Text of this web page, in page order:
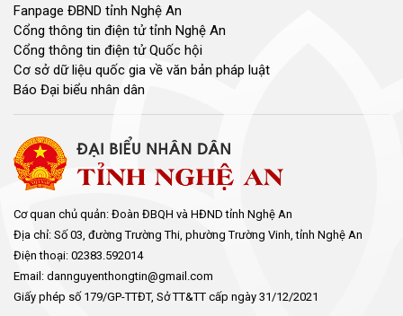
Fanpage ĐBND tỉnh Nghệ An
Cổng thông tin điện tử tỉnh Nghệ An
Cổng thông tin điện tử Quốc hội
Cơ sở dữ liệu quốc gia về văn bản pháp luật
Báo Đại biểu nhân dân
Cơ quan chủ quản: Đoàn ĐBQH và HĐND tỉnh Nghệ An
Địa chỉ: Số 03, đường Trường Thi, phường Trường Vinh, tỉnh Nghệ An
Điện thoại: 02383.592014
Email: dannguyenthongtin@gmail.com
Giấy phép số 179/GP-TTĐT, Sở TT&TT cấp ngày 31/12/2021